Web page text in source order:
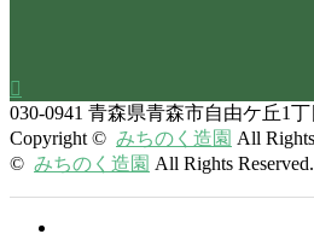

030-0941 青森県青森市自由ケ丘1丁
Copyright © みちのく造園 All
© みちのく造園 All Rights Reserved.